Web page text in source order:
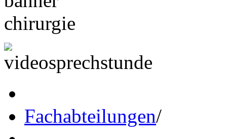
Fachabteilungen/